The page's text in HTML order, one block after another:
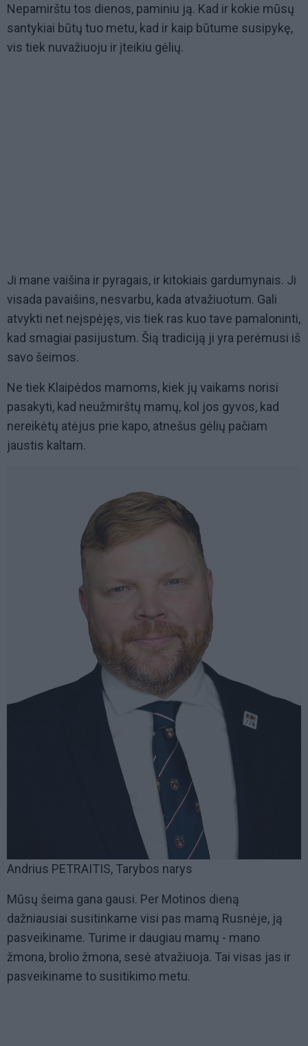
Nepamirštu tos dienos, paminiu ją. Kad ir kokie mūsų
santykiai būtų tuo metu, kad ir kaip būtume susipykę,
vis tiek nuvažiuoju ir įteikiu gėlių.
Ji mane vaišina ir pyragais, ir kitokiais gardumynais. Ji
visada pavaišins, nesvarbu, kada atvažiuotum. Gali
atvykti net neįspėjęs, vis tiek ras kuo tave pamaloninti,
kad smagiai pasijustum. Šią tradiciją ji yra perėmusi iš
savo šeimos.
Ne tiek Klaipėdos mamoms, kiek jų vaikams norisi
pasakyti, kad neužmirštų mamų, kol jos gyvos, kad
nereikėtų atėjus prie kapo, atnešus gėlių pačiam
jaustis kaltam.
Andrius PETRAITIS, Tarybos narys
Mūsų šeima gana gausi. Per Motinos dieną
dažniausiai susitinkame visi pas mamą Rusnėje, ją
pasveikiname. Turime ir daugiau mamų - mano
žmona, brolio žmona, sesė atvažiuoja. Tai visas jas ir
pasveikiname to susitikimo metu.